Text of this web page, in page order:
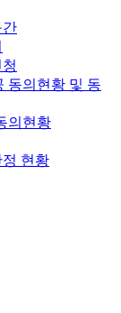
간
동의현황 및 동
의현황
현황